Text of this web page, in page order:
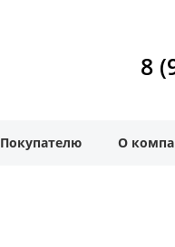
8
Покупателю О